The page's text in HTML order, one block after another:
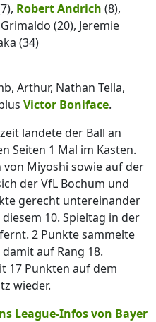
Robert Andrich (8),
(20), Jeremie
(34)
Arthur, Nathan Tella,
Victor Boniface.
landete der Ball an
Seiten 1 Mal im Kasten.
von Miyoshi sowie auf der
der VfL Bochum und
gerecht untereinander
10. Spieltag in der
2 Punkte sammelte
auf Rang 18.
17 Punkten auf dem
wieder.
League-Infos von Bayer